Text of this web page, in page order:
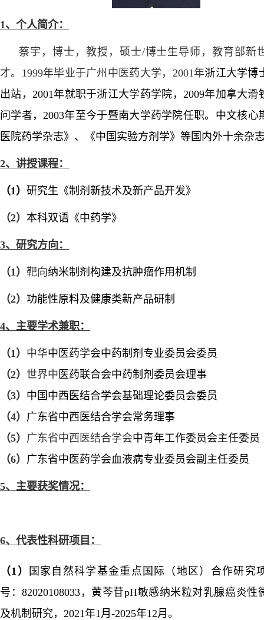
1、 个人简介：
蔡宇，博士，教授，硕士/博士生导师，教育部新
才。 1999年毕业于广州中医药大学，2001年浙江大学博
出站， 2001年就职于浙江大学药学院， 2009年加拿大滑
问学者， 2003年至今于暨南大学药学院任职。 中文核心
医院药学杂志》 、 《中国实验方剂学》等国内外十余杂
2、 讲授课程：
（1） 研究生《制剂新技术及新产品开发》
（2） 本科双语《中药学》
3、 研究方向：
（1） 靶向纳米制剂构建及抗肿瘤作用机制
（2） 功能性原料及健康类新产品研制
4、 主要学术兼职：
（1） 中华中医药学会中药制剂专业委员会委员
（2） 世界中 医药联合会中药制剂委员会理事
（3） 中国中西医结合学会基础理论委员会委员
（4） 广东省中西医结合学会常务理事
（5） 广东省中西医结合学会中青年工作委员会主任委员
（6） 广东省中医药学会血液病专业委员会副主任委员
5、 主要获奖情况：
6、 代表性科研项目：
（1 ）
国家自然科学基金重点国际（地区）合作研究
号：82020108033 ，黄芩苷pH敏感纳米粒对乳腺癌炎性
及机制研究， 2021年1 月 -2025年12月。